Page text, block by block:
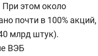
При этом около
почти в 100% акций,
млрд штук).
ВЭБ